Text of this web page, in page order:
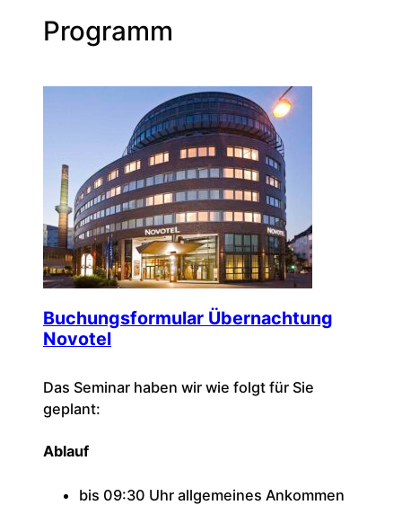
Programm
Buchungsformular Übernachtung
Novotel
Das Seminar haben wir wie folgt für Sie
geplant:
Ablauf
bis 09:30 Uhr allgemeines Ankommen